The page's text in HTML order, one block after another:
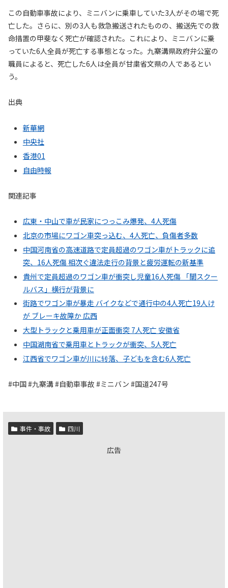
この自動車事故により、ミニバンに乗車していた3人がその場で死
亡した。さらに、別の3人も救急搬送されたものの、搬送先での救
命措置の甲斐なく死亡が確認された。これにより、ミニバンに乗
っていた6人全員が死亡する事態となった。九寨溝県政府弁公室の
職員によると、死亡した6人は全員が甘粛省文県の人であるとい
う。
出典
新華網
中央社
香港01
自由時報
関連記事
広東・中山で車が民家につっこみ爆発、4人死傷
北京の市場にワゴン車突っ込む、4人死亡、負傷者多数
中国河南省の高速道路で定員超過のワゴン車がトラックに追
突、16人死傷 相次ぐ違法走行の背景と疲労運転の新基準
貴州で定員超過のワゴン車が衝突し児童16人死傷 「闇スクー
ルバス」横行が背景に
街路でワゴン車が暴走 バイクなどで通行中の4人死亡19人け
が ブレーキ故障か 広西
大型トラックと乗用車が正面衝突 7人死亡 安徽省
中国湖南省で乗用車とトラックが衝突、5人死亡
江西省でワゴン車が川に转落、子どもを含む6人死亡
#中国 #九寨溝 #自動車事故 #ミニバン #国道247号
事件・事故 四川
広告